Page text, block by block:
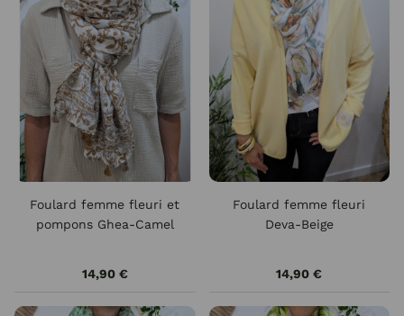
Foulard femme fleuri et
pompons Ghea-Camel
14,90 €
Foulard femme fleuri
Deva-Beige
14,90 €